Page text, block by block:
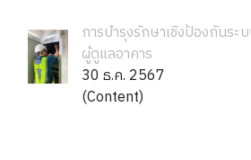
การบำรุงรักษาเชิงป้องกันร
ผู้ดูแลอาคาร
30 ธ.ค. 2567
(Content)